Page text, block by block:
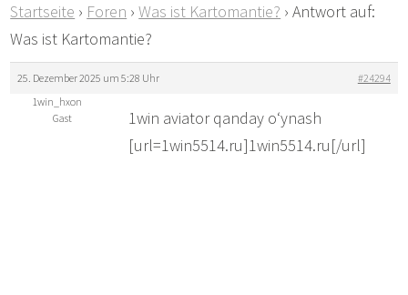
Startseite › Foren › Was ist Kartomantie? › Antwort auf:
Was ist Kartomantie?
25. Dezember 2025 um 5:28 Uhr
#24294
1win_hxon
Gast
1win aviator qanday o‘ynash
[url=1win5514.ru]1win5514.ru[/url]